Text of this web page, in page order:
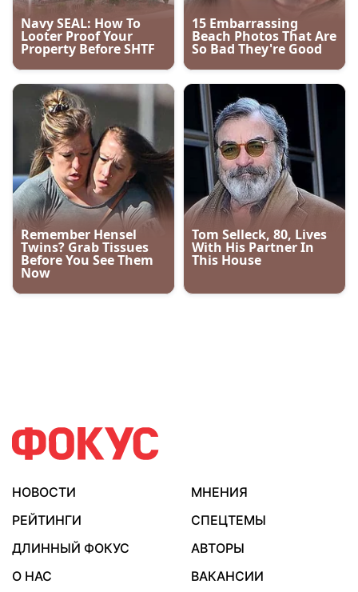
НОВОСТИ
МНЕНИЯ
РЕЙТИНГИ
СПЕЦТЕМЫ
ДЛИННЫЙ ФОКУС
АВТОРЫ
О НАС
ВАКАНСИИ